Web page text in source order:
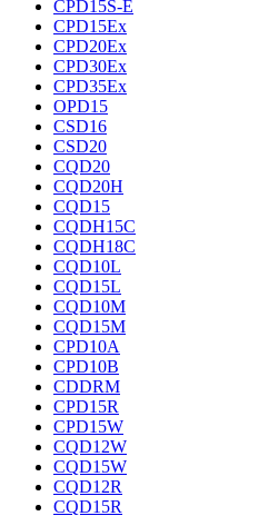
CPD15S-E
CPD15Ex
CPD20Ex
CPD30Ex
CPD35Ex
OPD15
CSD16
CSD20
CQD20
CQD20H
CQD15
CQDH15C
CQDH18C
CQD10L
CQD15L
CQD10M
CQD15M
CPD10A
CPD10B
CDDRM
CPD15R
CPD15W
CQD12W
CQD15W
CQD12R
CQD15R